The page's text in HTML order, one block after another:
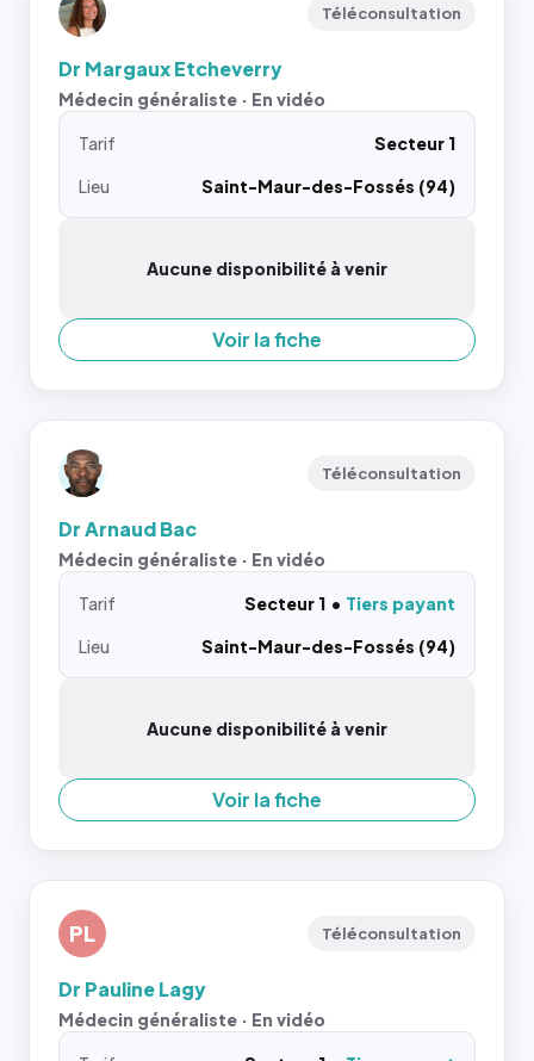
Téléconsultation
Dr Margaux Etcheverry
Médecin généraliste · En vidéo
Tarif
Secteur 1
Lieu
Saint-Maur-des-Fossés (94)
Aucune disponibilité à venir
Voir la fiche
Téléconsultation
Dr Arnaud Bac
Médecin généraliste · En vidéo
Tarif Secteur 1
Tiers payant
Lieu
Saint-Maur-des-Fossés (94)
Aucune disponibilité à venir
Voir la fiche
PL Téléconsultation
Dr Pauline Lagy
Médecin généraliste · En vidéo